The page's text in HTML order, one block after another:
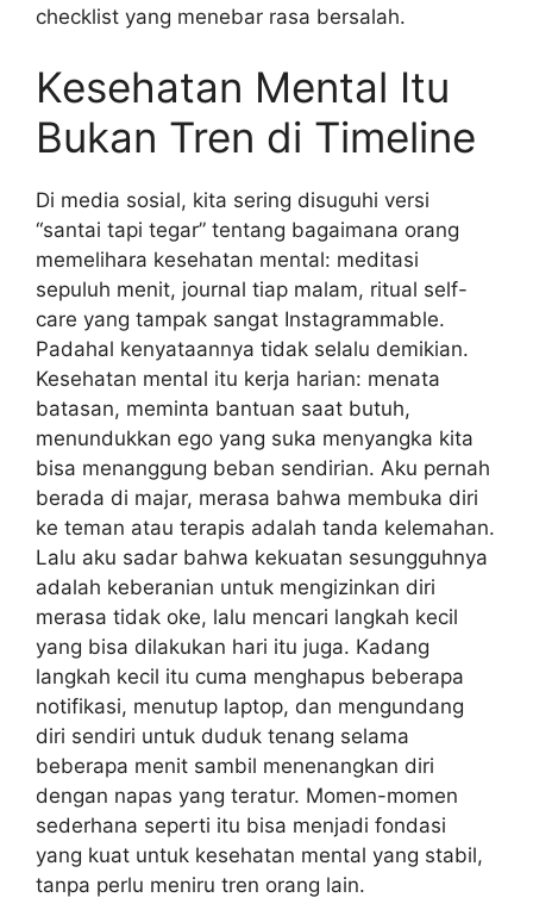
checklist yang menebar rasa bersalah.
Kesehatan Mental Itu
Bukan Tren di Timeline
Di media sosial, kita sering disuguhi versi
“santai tapi tegar” tentang bagaimana orang
memelihara kesehatan mental: meditasi
sepuluh menit, journal tiap malam, ritual self-
care yang tampak sangat Instagrammable.
Padahal kenyataannya tidak selalu demikian.
Kesehatan mental itu kerja harian: menata
batasan, meminta bantuan saat butuh,
menundukkan ego yang suka menyangka kita
bisa menanggung beban sendirian. Aku pernah
berada di majar, merasa bahwa membuka diri
ke teman atau terapis adalah tanda kelemahan.
Lalu aku sadar bahwa kekuatan sesungguhnya
adalah keberanian untuk mengizinkan diri
merasa tidak oke, lalu mencari langkah kecil
yang bisa dilakukan hari itu juga. Kadang
langkah kecil itu cuma menghapus beberapa
notifikasi, menutup laptop, dan mengundang
diri sendiri untuk duduk tenang selama
beberapa menit sambil menenangkan diri
dengan napas yang teratur. Momen-momen
sederhana seperti itu bisa menjadi fondasi
yang kuat untuk kesehatan mental yang stabil,
tanpa perlu meniru tren orang lain.